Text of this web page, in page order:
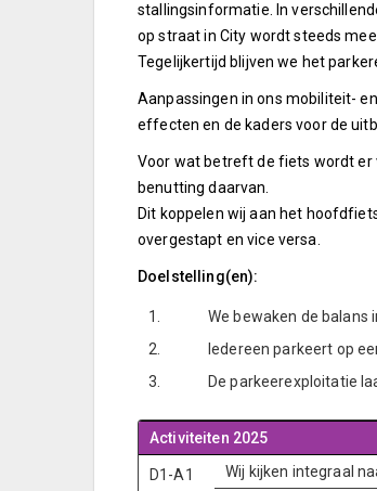
stallingsinformatie. In
op straat in City wordt steeds
Tegelijkertijd blijven we het
Aanpassingen in ons mobiliteit-
effecten en de kaders voor de
Voor wat betreft de fiets wordt er
benutting daarvan.
Dit koppelen wij aan het
overgestapt en vice versa.
Doelstelling(en):
1.
We bewaken de balans
2.
Iedereen parkeert op
3.
De parkeerexploitatie
Activiteiten 2025
D1-A1 Wij kijken integraal